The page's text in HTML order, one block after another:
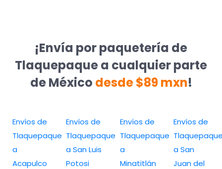
¡Envía por paquetería de
Tlaquepaque a cualquier parte
de México desde $89 mxn!
Envíos de
Tlaquepaque
a
Acapulco
Envíos de
Tlaquepaque
a San Luis
Potosi
Envíos de
Tlaquepaque
a
Minatitlán
Envíos de
a San
Juan del